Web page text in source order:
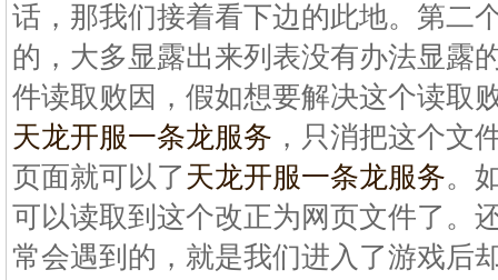
话，那我们接着看下边的此地。第二
的，大多显露出来列表没有办法显露
件读取败因，假如想要解决这个读取
天龙开服一条龙服务 ，只消把这个文
页面就可以了 天龙开服一条龙服务。
可以读取到这个改正为网页文件了。
常会遇到的，就是我们进入了游戏后